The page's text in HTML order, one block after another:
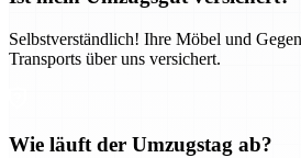
Selbstverständlich! Ihre Möbel und
Transports über uns versichert.
Wie läuft der Umzugstag ab?